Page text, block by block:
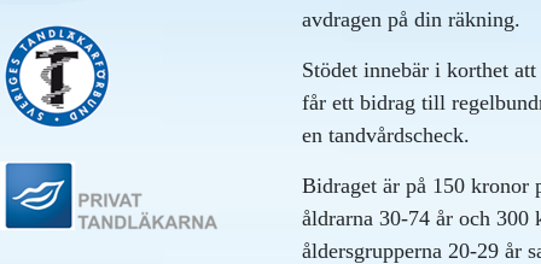
avdragen på din räkning.
Stödet innebär i korthet
får ett bidrag till
en tandvårdscheck.
Bidraget är på 150 kronor
åldrarna 30-74 år och 300
åldersgrupperna 20-29 år